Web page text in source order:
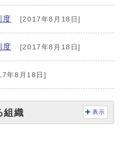
度 [2017年8月18日]
度 [2017年8月18日]
年8月18日]
組織 表示